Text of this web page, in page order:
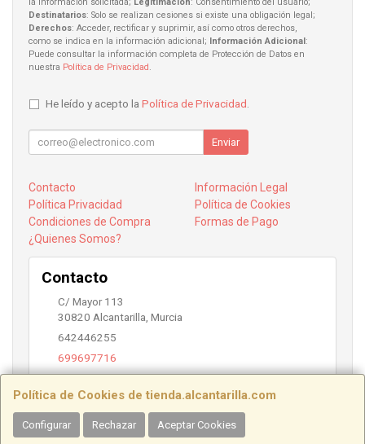
Política de Cookies de tienda.alcantarilla.com
Configurar Rechazar Aceptar Cookies
Destinatarios: Solo se realizan cesiones si existe una obligación legal;
Derechos: Acceder, rectificar y suprimir, así como otros derechos,
como se indica en la información adicional; Información Adicional:
Puede consultar la información completa de Protección de Datos en
nuestra Política de Privacidad
He leído y acepto la Política de Privacidad
Enviar
Contacto
Información Legal
Política Privacidad
Política de Cookies
Condiciones de Compra
Formas de Pago
¿Quienes Somos?
Contacto
C/ Mayor 113
30820 Alcantarilla Murcia
642446255
699697716
info@alcantarilla.com
Horario